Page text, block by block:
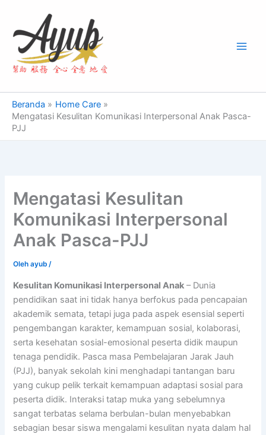
konten
Beranda
Home Care
Mengatasi Kesulitan Komunikasi Interpersonal Anak Pasca-
PJJ
Mengatasi Kesulitan
Komunikasi Interpersonal
Anak Pasca-PJJ
Olehayub/
Kesulitan Komunikasi Interpersonal Anak – Dunia
pendidikan saat ini tidak hanya berfokus pada pencapaian
akademik semata, tetapi juga pada aspek esensial seperti
pengembangan karakter, kemampuan sosial, kolaborasi,
serta kesehatan sosial-emosional peserta didik maupun
tenaga pendidik. Pasca masa Pembelajaran Jarak Jauh
(PJJ), banyak sekolah kini menghadapi tantangan baru
yang cukup pelik terkait kemampuan adaptasi sosial para
peserta didik. Interaksi tatap muka yang sebelumnya
sangat terbatas selama berbulan-bulan menyebabkan
sebagian besar siswa mengalami kesulitan nyata dalam hal